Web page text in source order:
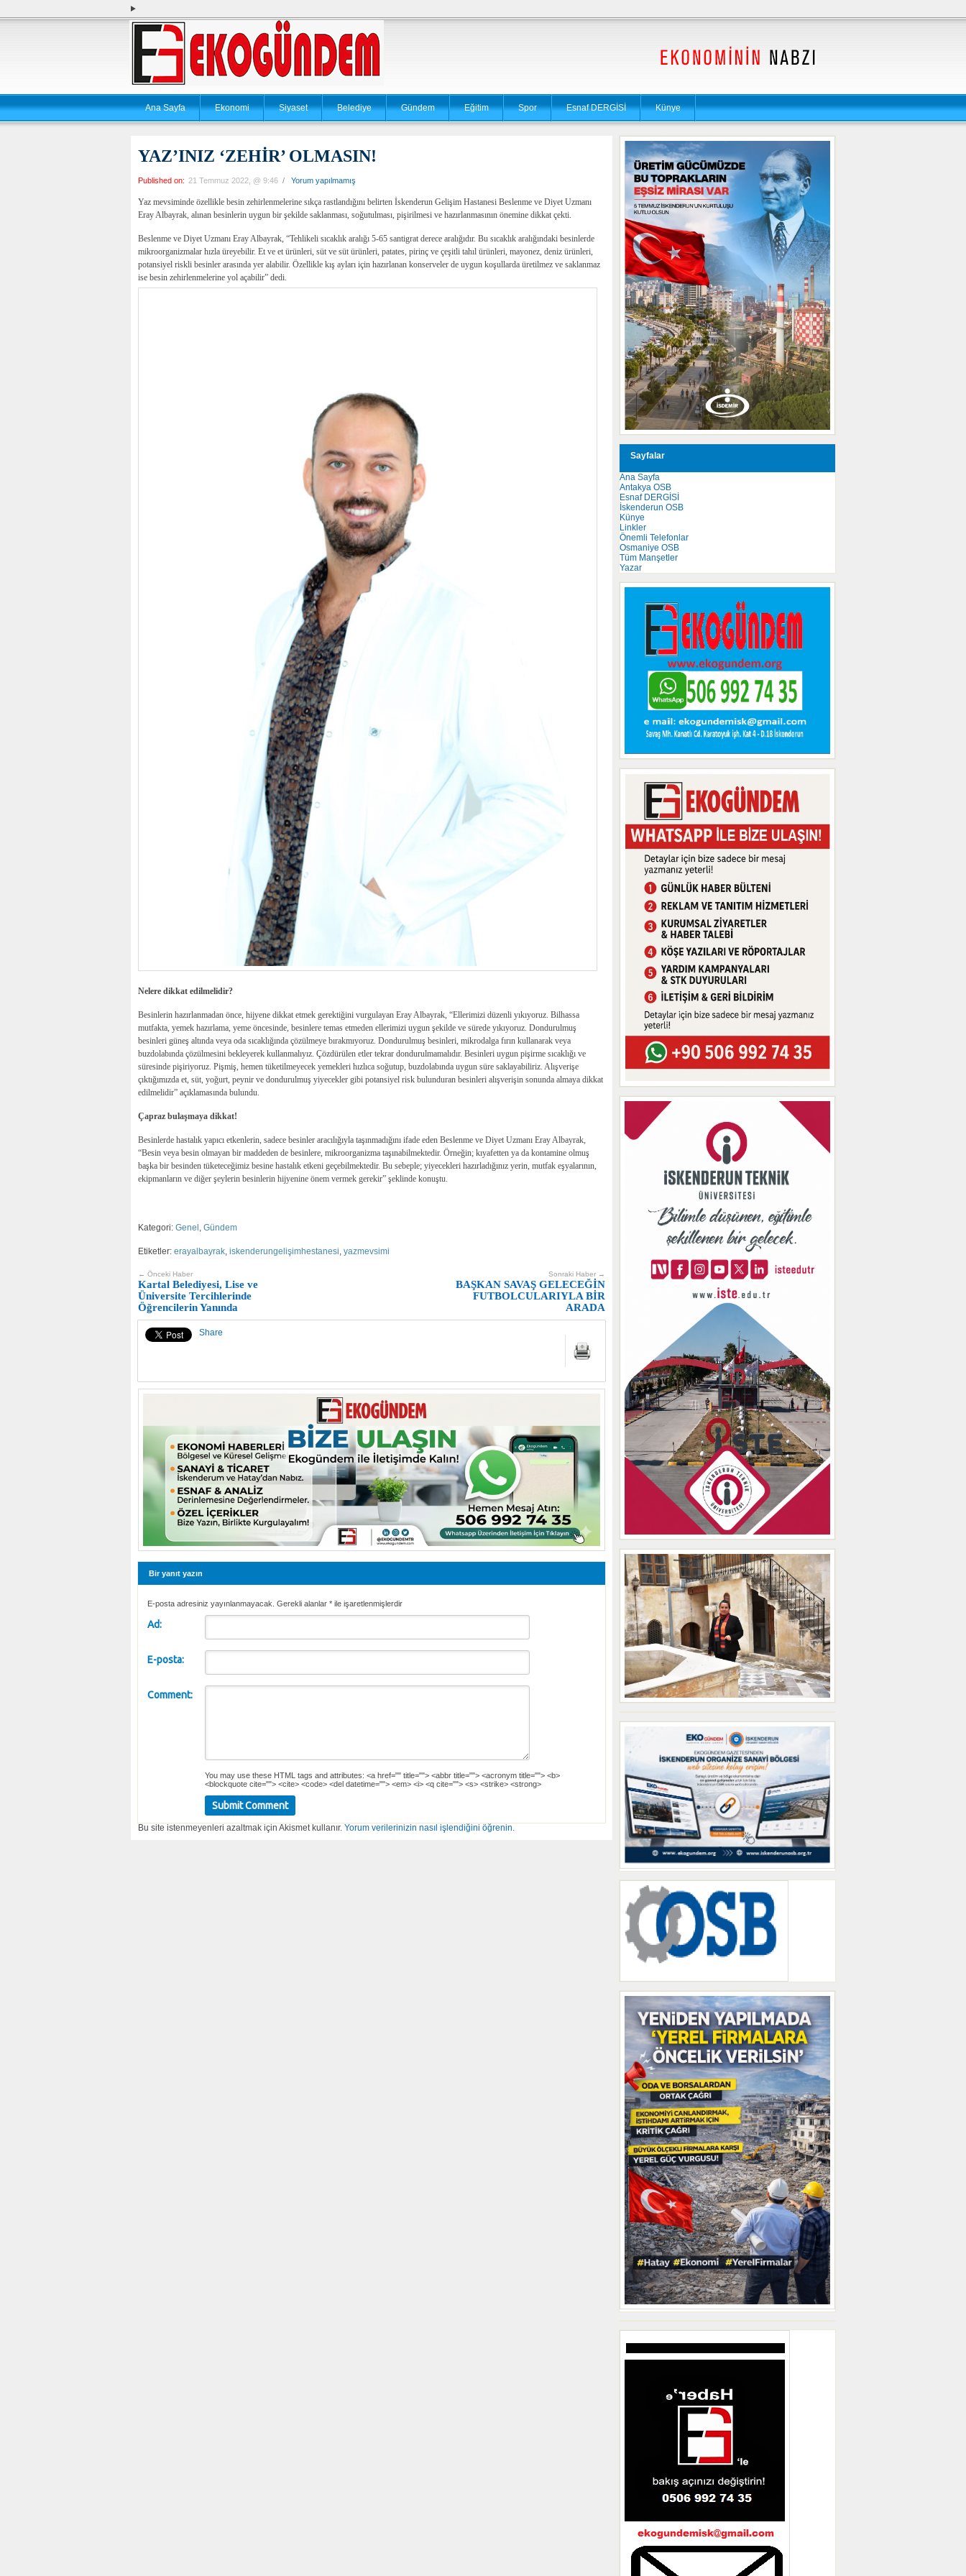
Ana Sayfa Ekonomi Siyaset Belediye Gündem Eğitim Spor Esnaf DERGİSİ Künye
YAZ’INIZ ‘ZEHİR’ OLMASIN!
Published on: 21 Temmuz 2022, @ 9:46 / Yorum yapılmamış
Yaz mevsiminde özellikle besin zehirlenmelerine sıkça rastlandığını belirten İskenderun Gelişim Hastanesi Beslenme ve Diyet Uzmanı
Eray Albayrak, alınan besinlerin uygun bir şekilde saklanması, soğutulması, pişirilmesi ve hazırlanmasının önemine dikkat çekti.
Beslenme ve Diyet Uzmanı Eray Albayrak, “Tehlikeli sıcaklık aralığı 5-65 santigrat derece aralığıdır. Bu sıcaklık aralığındaki besinlerde
mikroorganizmalar hızla üreyebilir. Et ve et ürünleri, süt ve süt ürünleri, patates, pirinç ve çeşitli tahıl ürünleri, mayonez, deniz ürünleri,
potansiyel riskli besinler arasında yer alabilir. Özellikle kış ayları için hazırlanan konserveler de uygun koşullarda üretilmez ve saklanmaz
ise besin zehirlenmelerine yol açabilir” dedi.
Nelere dikkat edilmelidir?
Besinlerin hazırlanmadan önce, hijyene dikkat etmek gerektiğini vurgulayan Eray Albayrak, “Ellerimizi düzenli yıkıyoruz. Bilhassa
mutfakta, yemek hazırlama, yeme öncesinde, besinlere temas etmeden ellerimizi uygun şekilde ve sürede yıkıyoruz. Dondurulmuş
besinleri güneş altında veya oda sıcaklığında çözülmeye bırakmıyoruz. Dondurulmuş besinleri, mikrodalga fırın kullanarak veya
buzdolabında çözülmesini bekleyerek kullanmalıyız. Çözdürülen etler tekrar dondurulmamalıdır. Besinleri uygun pişirme sıcaklığı ve
süresinde pişiriyoruz. Pişmiş, hemen tüketilmeyecek yemekleri hızlıca soğutup, buzdolabında uygun süre saklayabiliriz. Alışverişe
çıktığımızda et, süt, yoğurt, peynir ve dondurulmuş yiyecekler gibi potansiyel risk bulunduran besinleri alışverişin sonunda almaya dikkat
edilmelidir” açıklamasında bulundu.
Çapraz bulaşmaya dikkat!
Besinlerde hastalık yapıcı etkenlerin, sadece besinler aracılığıyla taşınmadığını ifade eden Beslenme ve Diyet Uzmanı Eray Albayrak,
“Besin veya besin olmayan bir maddeden de besinlere, mikroorganizma taşınabilmektedir. Örneğin; kıyafetten ya da kontamine olmuş
başka bir besinden tüketeceğimiz besine hastalık etkeni geçebilmektedir. Bu sebeple; yiyecekleri hazırladığınız yerin, mutfak eşyalarının,
ekipmanların ve diğer şeylerin besinlerin hijyenine önem vermek gerekir” şeklinde konuştu.
Kategori: Genel , Gündem
Etiketler: erayalbayrak, iskenderungelişimhestanesi, yazmevsimi
Sonraki Haber →
BAŞKAN SAVAŞ GELECEĞİN
FUTBOLCULARIYLA BİR
ARADA
← Önceki Haber
Kartal Belediyesi, Lise ve
Üniversite Tercihlerinde
Öğrencilerin Yanında
Share
Bir yanıt yazın
E-posta adresiniz yayınlanmayacak. Gerekli alanlar * ile işaretlenmişlerdir
Ad:
E-posta:
Comment:
You may use these HTML tags and attributes: <a href="" title=""> <abbr title=""> <acronym title=""> <b>
<blockquote cite=""> <cite> <code> <del datetime=""> <em> <i> <q cite=""> <s> <strike> <strong>
Bu site istenmeyenleri azaltmak için Akismet kullanır. Yorum verilerinizin nasıl işlendiğini öğrenin.
Sayfalar
Ana Sayfa
Antakya OSB
Esnaf DERGİSİ
İskenderun OSB
Künye
Linkler
Önemli Telefonlar
Osmaniye OSB
Tüm Manşetler
Yazar